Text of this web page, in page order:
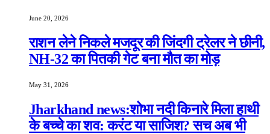
June 20, 2026
राशन लेने निकले मजदूर की जिंदगी ट्रेलर ने छीनी,
NH-32 का पितकी गेट बना मौत का मोड़
May 31, 2026
Jharkhand news:शोभा नदी किनारे मिला हाथी
के बच्चे का शव: करंट या साजिश? सच अब भी